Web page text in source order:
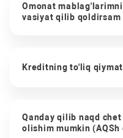
Omonat
vasiyat qilib qoldirsam
Kreditning to'liq
Qanday qilib naqd
olishim mumkin